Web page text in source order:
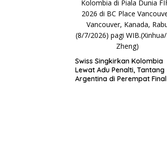
Swiss Singkirkan Kolombia
Lewat Adu Penalti, Tantang
Argentina di Perempat Final